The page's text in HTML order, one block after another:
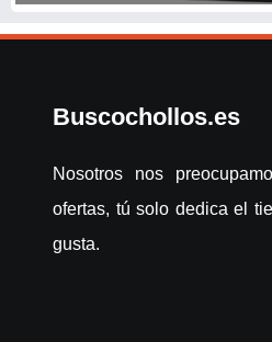
Buscochollos.es
Nosotros nos
ofertas, tú solo dedica el
gusta.